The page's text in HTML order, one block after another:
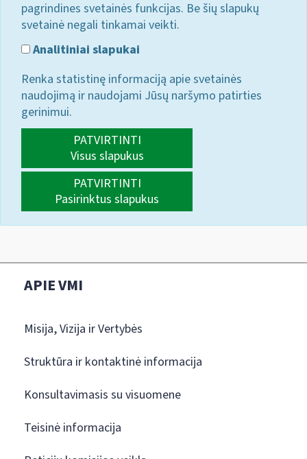
pagrindines svetainės funkcijas. Be šių slapukų
svetainė negali tinkamai veikti.
Analitiniai slapukai
Renka statistinę informaciją apie svetainės
naudojimą ir naudojami Jūsų naršymo patirties
gerinimui.
PATVIRTINTI
Visus slapukus
PATVIRTINTI
Pasirinktus slapukus
APIE VMI
Misija, Vizija ir Vertybės
Struktūra ir kontaktinė informacija
Konsultavimasis su visuomene
Teisinė informacija